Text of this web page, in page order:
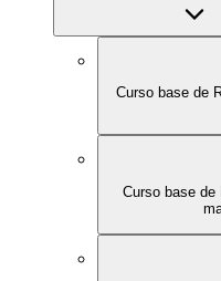
Curso base de
Curso base de